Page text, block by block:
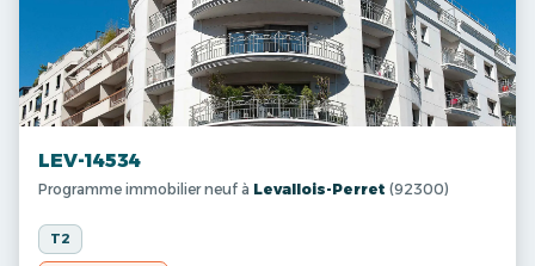
LEV-14534
Programme immobilier neuf à Levallois-Perret (92300)
T2